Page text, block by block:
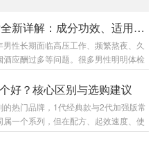
2026享久小蓝片全新详解：成分功效、适用人群、官方售价及正确服用指南
性长期面临高压工作、频繁熬夜、久
应酬过多等问题。很多男性明明体检
现精神萎靡、体能下降、房事耐力不
难恢复等隐性透支问题。市面上男性
、吸收差。为此，专注男性健康养护多
年重磅推出全新新品——享久鹿茸血
好？核心区别与选购建议
热门品牌，1代经典款与2代加强版常
一个系列，但在配方、起效速度、使
显，下面从多维度详细分析，帮你选